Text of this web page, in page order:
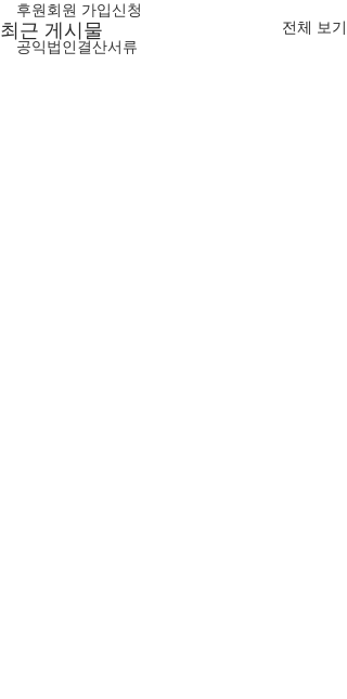
후원회원 가입신청
공익법인결산서류
최근 게시물 전체 보기